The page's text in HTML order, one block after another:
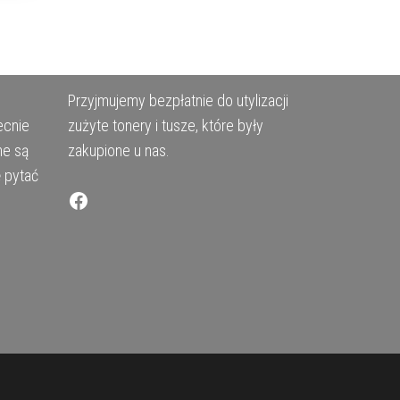
są
pytać
Przyjmujemy bezpłatnie do utylizacji
zużyte tonery i tusze, które były
zakupione u nas.
Facebook